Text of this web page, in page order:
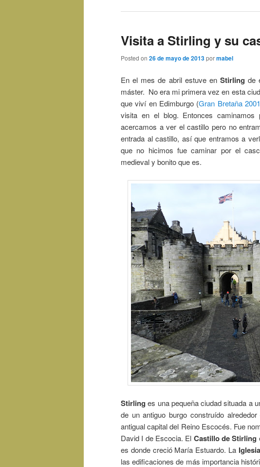
Visita a Stirling y su
Posted on 26 de mayo de 2013pormabel
En el mes de abril estuve en Stirling de
máster. No era mi primera vez en esta
que viví en Edimburgo (Gran Bretaña 2001
visita en el blog. Entonces
acercamos a ver el castillo pero no
entrada al castillo, así que entramos a
que no hicimos fue caminar por el
medieval y bonito que es.
Stirling es una pequeña ciudad situada a
de un antiguo burgo construído
antigual capital del Reino Escocés. Fue
David I de Escocia. El Castillo de Stirling
es donde creció María Estuardo. La
las edificaciones de más importancia